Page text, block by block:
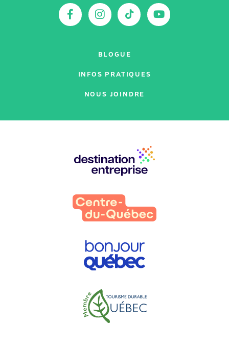
Facebook
Instagram
TikTok
BLOGUE
INFOS PRATIQUES
NOUS JOINDRE
partenaires
: